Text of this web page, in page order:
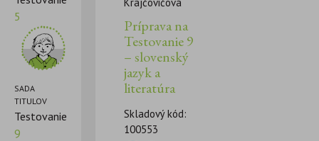
5
SADA
TITULOV
Testovanie
9
Príprava na
Testovanie 9
– slovenský
jazyk a
literatúra
Skladový kód:
100553